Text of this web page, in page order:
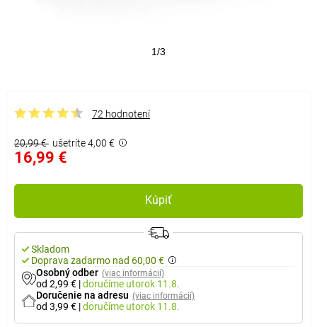
1/3
72 hodnotení
20,99 € ušetríte 4,00 €
16,99 €
Kúpiť
Skladom
Doprava zadarmo nad 60,00 €
Osobný odber (viac informácií)
od 2,99 € |doručíme utorok 11.8.
Doručenie na adresu (viac informácií)
od 3,99 € |doručíme utorok 11.8.